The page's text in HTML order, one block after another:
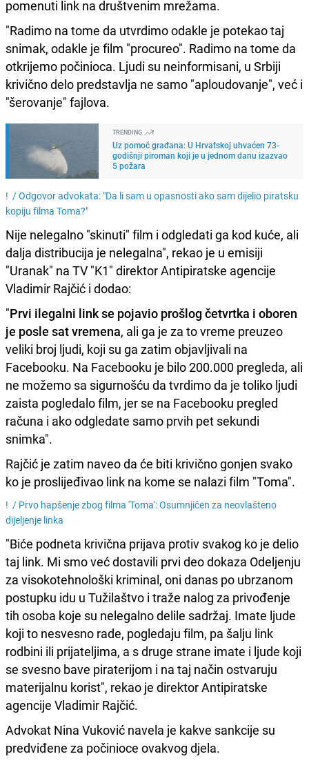
pomenuti link na društvenim mrežama.
"Radimo na tome da utvrdimo odakle je potekao taj
snimak, odakle je film "procureo". Radimo na tome da
otkrijemo počinioca. Ljudi su neinformisani, u Srbiji
krivično delo predstavlja ne samo "aploudovanje", već i
"šerovanje" fajlova.
TRENDING
Uz pomoć građana: U Hrvatskoj uhvaćen 73-
godišnji piroman koji je u jednom danu izazvao
5 požara
! /Odgovor advokata: "Da li sam u opasnosti ako sam dijelio piratsku
kopiju filma Toma?"
Nije nelegalno "skinuti" film i odgledati ga kod kuće, ali
dalja distribucija je nelegalna", rekao je u emisiji
"Uranak" na TV "K1" direktor Antipiratske agencije
Vladimir Rajčić i dodao:
"Prvi ilegalni link se pojavio prošlog četvrtka i oboren
je posle sat vremena, ali ga je za to vreme preuzeo
veliki broj ljudi, koji su ga zatim objavljivali na
Facebooku. Na Facebooku je bilo 200.000 pregleda, ali
ne možemo sa sigurnošću da tvrdimo da je toliko ljudi
zaista pogledalo film, jer se na Facebooku pregled
računa i ako odgledate samo prvih pet sekundi
snimka".
Rajčić je zatim naveo da će biti krivično gonjen svako
ko je proslijeđivao link na kome se nalazi film "Toma".
! / Prvo hapšenje zbog filma 'Toma': Osumnjičen za neovlašteno
dijeljenje linka
"Biće podneta krivična prijava protiv svakog ko je delio
taj link. Mi smo već dostavili prvi deo dokaza Odeljenju
za visokotehnološki kriminal, oni danas po ubrzanom
postupku idu u Tužilaštvo i traže nalog za privođenje
tih osoba koje su nelegalno delile sadržaj. Imate ljude
koji to nesvesno rade, pogledaju film, pa šalju link
rodbini ili prijateljima, a s druge strane imate i ljude koji
se svesno bave piraterijom i na taj način ostvaruju
materijalnu korist", rekao je direktor Antipiratske
agencije Vladimir Rajčić.
Advokat Nina Vuković navela je kakve sankcije su
predviđene za počinioce ovakvog djela.